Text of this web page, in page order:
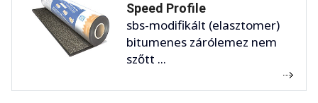
Speed Profile
sbs-modifikált (elasztomer)
bitumenes zárólemez nem
szőtt ...